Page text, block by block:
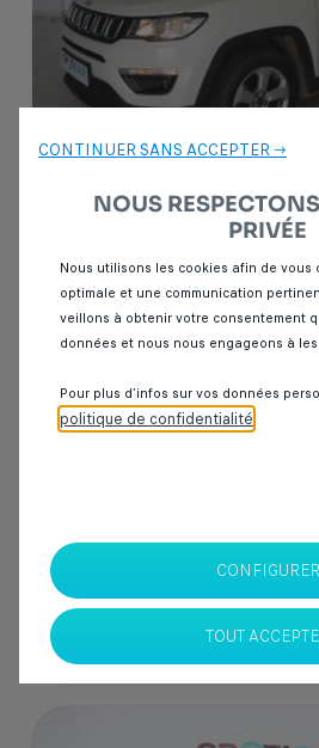
Garantie Spoticar12 mois
Jeep Compass
2.2 CRD 163 LIMITED 4X4
50 000 km Diesel 2020
Casablanca
CONTINUER SANS ACCEPTER →
NOUS
PRIVÉE
Nous utilisons les cookies afin de vous
optimale et une communication
veillons à obtenir votre consentement
données et nous nous engageons à
Pour plus d’infos sur vos données
politique de confidentialité
CONFIGURER
TOUT